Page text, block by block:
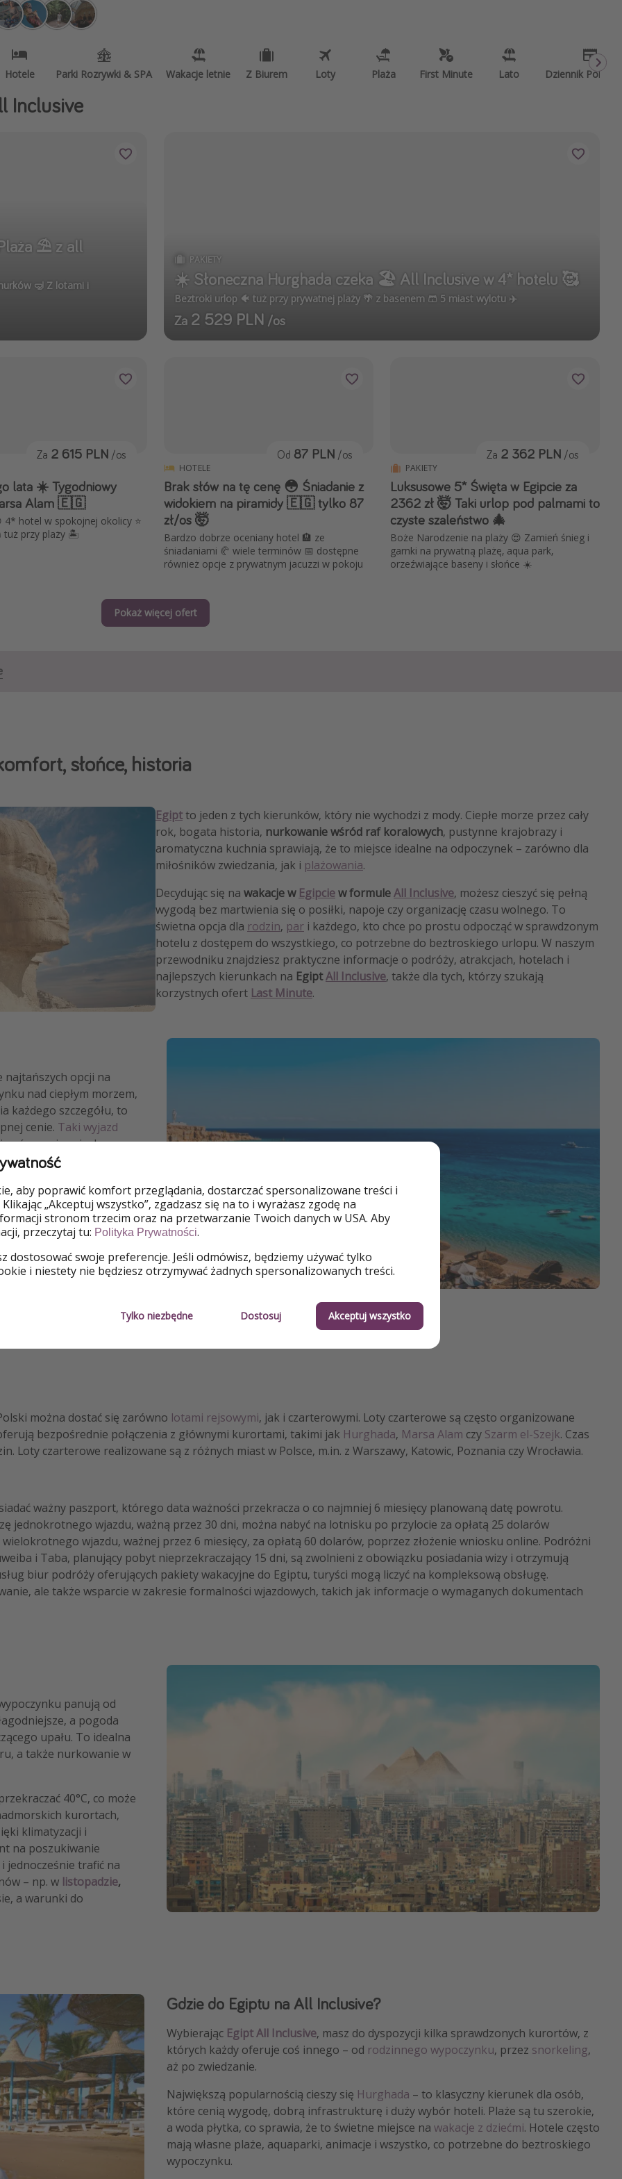
Hotele Parki Rozrywki & SPA Wakacje letnie Z Biurem Loty Plaża First Minute Lato Dziennik
Inclusive
⛱️ z all
🤿 Z lotami i
PAKIETY
☀️ Słoneczna Hurghada czeka 🏖️ All Inclusive w 4* hotelu 🥰
Beztroki urlop 🐠 tuż przy prywatnej plaży 🌴 z basenem 🩳 5 miast wylotu ✈️
Za 2 529 PLN /os
lata ☀️ Tygodniowy
Alam 🇪🇬
4* hotel w spokojnej okolicy ⭐
tuż przy plaży 🏝️
Za 2 615 PLN /os
HOTELE
Brak słów na tę cenę 😳 Śniadanie z
widokiem na piramidy 🇪🇬 tylko 87
zł/os 🤯
Bardzo dobrze oceniany hotel 🏨 ze
śniadaniami 🥐 wiele terminów 📅 dostępne
również opcje z prywatnym jacuzzi w pokoju
Od 87 PLN /os
PAKIETY
Luksusowe 5* Święta w Egipcie za
2362 zł 🤯 Taki urlop pod palmami to
czyste szaleństwo 🎄
Boże Narodzenie na plaży 😍 Zamień śnieg i
garnki na prywatną plażę, aqua park,
orzeźwiające baseny i słońce ☀️
Za 2 362 PLN /os
Pokaż więcej ofert
słońce, historia
Egipt to jeden z tych kierunków, który nie wychodzi z mody. Ciepłe morze przez cały
rok, bogata historia, nurkowanie wśród raf koralowych, pustynne krajobrazy i
aromatyczna kuchnia sprawiają, że to miejsce idealne na odpoczynek – zarówno dla
miłośników zwiedzania, jak i plażowania.
Decydując się na wakacje w Egipciew formuleAll Inclusive, możesz cieszyć się pełną
wygodą bez martwienia się o posiłki, napoje czy organizację czasu wolnego. To
świetna opcja dla rodzin, par i każdego, kto chce po prostu odpocząć w sprawdzonym
hotelu z dostępem do wszystkiego, co potrzebne do beztroskiego urlopu. W naszym
przewodniku znajdziesz praktyczne informacje o podróży, atrakcjach, hotelach i
najlepszych kierunkach na EgiptAll Inclusive, także dla tych, którzy szukają
korzystnych ofert Last Minute.
najtańszych opcji na
nad ciepłym morzem,
każdego szczegółu, to
cenie. Taki wyjazd
na animacje, baseny,
To również
możliwością zobaczenia
wszystko jest pod
pokazy i często
- wystarczy
warunki,Egipt to także
wypoczynkowi.
można dostać się zarówno lotami rejsowymi, jak i czarterowymi. Loty czarterowe są często organizowane
bezpośrednie połączenia z głównymi kurortami, takimi jak Hurghada, Marsa Alam czy Szarm el-Szejk. Czas
Loty czarterowe realizowane są z różnych miast w Polsce, m.in. z Warszawy, Katowic, Poznania czy Wrocławia.​
ważny paszport, którego data ważności przekracza o co najmniej 6 miesięcy planowaną datę powrotu.
jednokrotnego wjazdu, ważną przez 30 dni, można nabyć na lotnisku po przylocie za opłatą 25 dolarów
wjazdu, ważnej przez 6 miesięcy, za opłatą 60 dolarów, poprzez złożenie wniosku online. Podróżni
i Taba, planujący pobyt nieprzekraczający 15 dni, są zwolnieni z obowiązku posiadania wizy i otrzymują
biur podróży oferujących pakiety wakacyjne do Egiptu, turyści mogą liczyć na kompleksową obsługę.
ale także wsparcie w zakresie formalności wjazdowych, takich jak informacje o wymaganych dokumentach
panują od
a pogoda
upału. To idealna
a także nurkowanie w
40°C, co może
kurortach,
klimatyzacji i
na poszukiwanie
i jednocześnie trafić na
– np. w listopadzie,
a warunki do
Gdzie do Egiptu na All Inclusive?
Wybierając EgiptAll Inclusive, masz do dyspozycji kilka sprawdzonych kurortów, z
których każdy oferuje coś innego – od rodzinnego wypoczynku, przez snorkeling,
aż po zwiedzanie.
Największą popularnością cieszy się Hurghada – to klasyczny kierunek dla osób,
które cenią wygodę, dobrą infrastrukturę i duży wybór hoteli. Plaże są tu szerokie,
a woda płytka, co sprawia, że to świetne miejsce na wakacje z dziećmi. Hotele często
mają własne plaże, aquaparki, animacje i wszystko, co potrzebne do beztroskiego
wypoczynku.
aby poprawić komfort przeglądania, dostarczać spersonalizowane treści i
„Akceptuj wszystko”, zgadzasz się na to i wyrażasz zgodę na
stronom trzecim oraz na przetwarzanie Twoich danych w USA. Aby
przeczytaj tu: Polityka Prywatności.
dostosować swoje preferencje. Jeśli odmówisz, będziemy używać tylko
i niestety nie będziesz otrzymywać żadnych spersonalizowanych treści.
Tylko niezbędne Dostosuj Akceptuj wszystko